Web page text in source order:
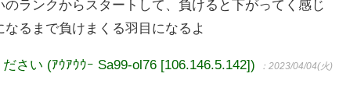
ランクからスタートして、負けると下がってく感じ
るまで負けまくる羽目になるよ
さい (ｱｳｱｳｳｰ Sa99-ol76 [106.146.5.142]) ：2023/04/04(火)